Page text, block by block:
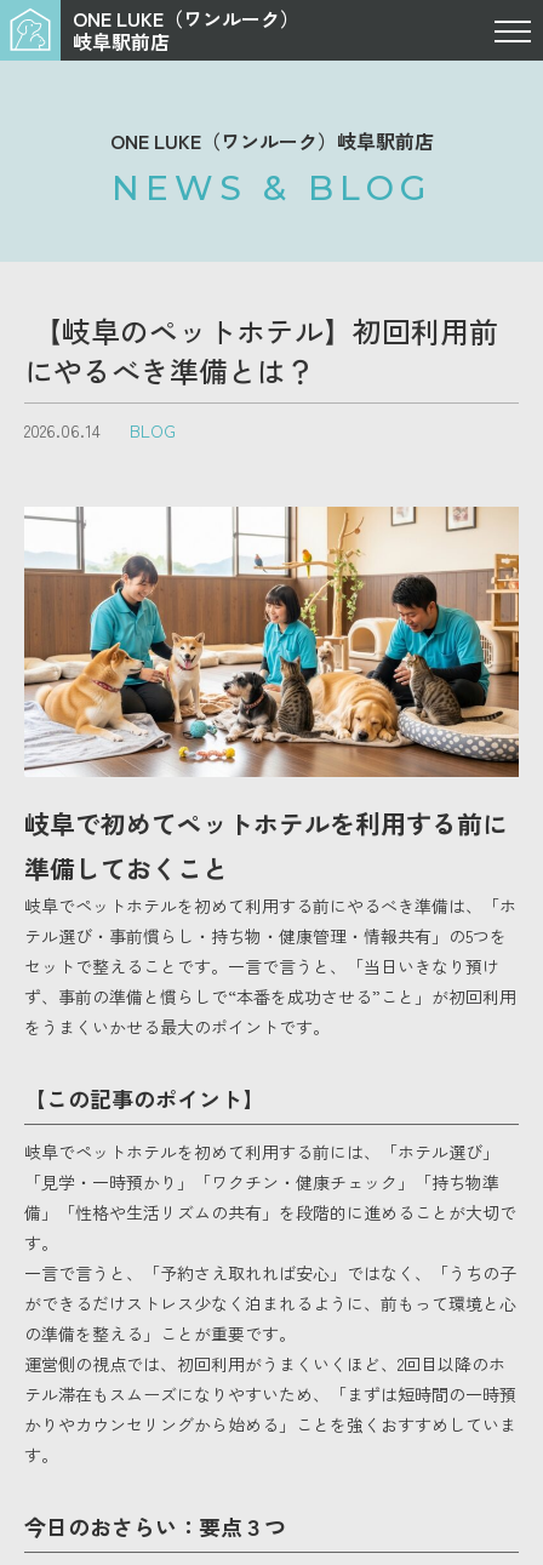
ONE LUKE（ワンルーク）
岐阜駅前店
ONE LUKE（ワンルーク）岐阜駅前店
NEWS & BLOG
【岐阜のペットホテル】初回利用前
にやるべき準備とは？
2026.06.14 BLOG
岐阜で初めてペットホテルを利用する前に
準備しておくこと
岐阜でペットホテルを初めて利用する前にやるべき準備は、「ホ
テル選び・事前慣らし・持ち物・健康管理・情報共有」の5つを
セットで整えることです。一言で言うと、「当日いきなり預け
ず、事前の準備と慣らしで“本番を成功させる”こと」が初回利用
をうまくいかせる最大のポイントです。
【この記事のポイント】
岐阜でペットホテルを初めて利用する前には、「ホテル選び」
「見学・一時預かり」「ワクチン・健康チェック」「持ち物準
備」「性格や生活リズムの共有」を段階的に進めることが大切で
す。
一言で言うと、「予約さえ取れれば安心」ではなく、「うちの子
ができるだけストレス少なく泊まれるように、前もって環境と心
の準備を整える」ことが重要です。
運営側の視点では、初回利用がうまくいくほど、2回目以降のホ
テル滞在もスムーズになりやすいため、「まずは短時間の一時預
かりやカウンセリングから始める」ことを強くおすすめしていま
す。
今日のおさらい：要点３つ